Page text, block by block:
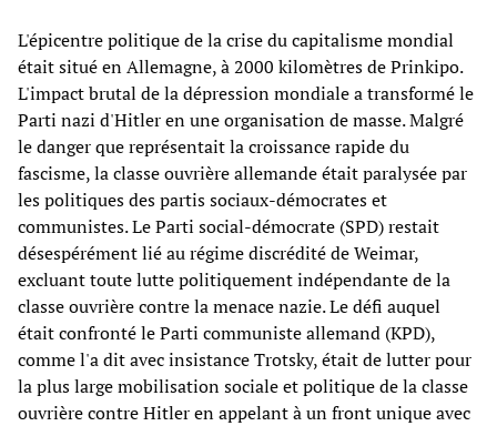
L'épicentre politique de la crise du capitalisme mondial
était situé en Allemagne, à 2000 kilomètres de Prinkipo.
L'impact brutal de la dépression mondiale a transformé le
Parti nazi d'Hitler en une organisation de masse. Malgré
le danger que représentait la croissance rapide du
fascisme, la classe ouvrière allemande était paralysée par
les politiques des partis sociaux-démocrates et
communistes. Le Parti social-démocrate (SPD) restait
désespérément lié au régime discrédité de Weimar,
excluant toute lutte politiquement indépendante de la
classe ouvrière contre la menace nazie. Le défi auquel
était confronté le Parti communiste allemand (KPD),
comme l'a dit avec insistance Trotsky, était de lutter pour
la plus large mobilisation sociale et politique de la classe
ouvrière contre Hitler en appelant à un front unique avec